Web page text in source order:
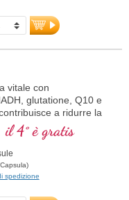
vitale con
glutatione, Q10 e
a ridurre la
il 4° è gratis
spedizione